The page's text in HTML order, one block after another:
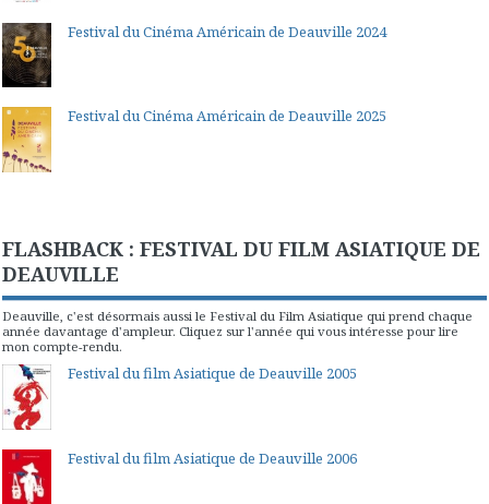
Festival du Cinéma Américain de Deauville 2024
Festival du Cinéma Américain de Deauville 2025
FLASHBACK : FESTIVAL DU FILM ASIATIQUE DE
DEAUVILLE
Deauville, c'est désormais aussi le Festival du Film Asiatique qui prend chaque
année davantage d'ampleur. Cliquez sur l'année qui vous intéresse pour lire
mon compte-rendu.
Festival du film Asiatique de Deauville 2005
Festival du film Asiatique de Deauville 2006